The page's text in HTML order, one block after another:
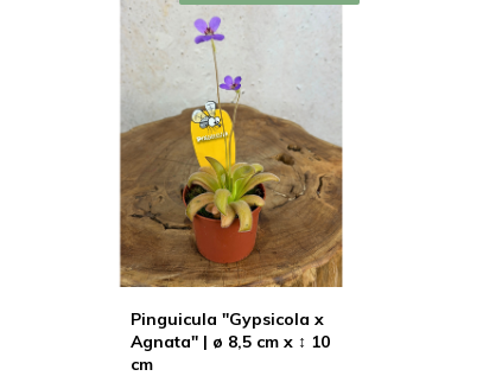
Pinguicula "Gypsicola x
Agnata" | ø 8,5 cm x ↕ 10
cm